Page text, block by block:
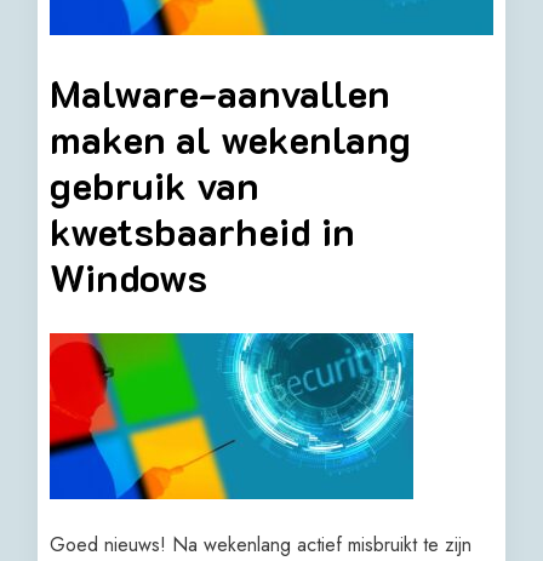
Malware-aanvallen
maken al wekenlang
gebruik van
kwetsbaarheid in
Windows
Goed nieuws! Na wekenlang actief misbruikt te zijn